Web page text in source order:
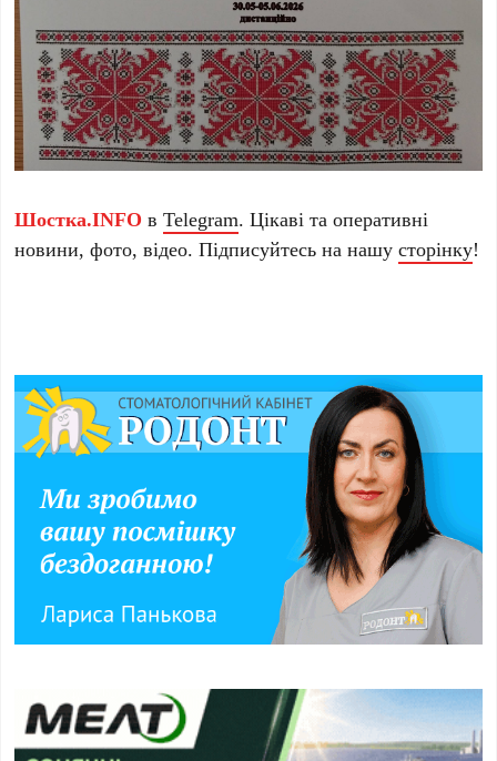
Шостка.INFO вTelegram. Цікаві та оперативні
новини, фото, відео. Підписуйтесь на нашусторінку!